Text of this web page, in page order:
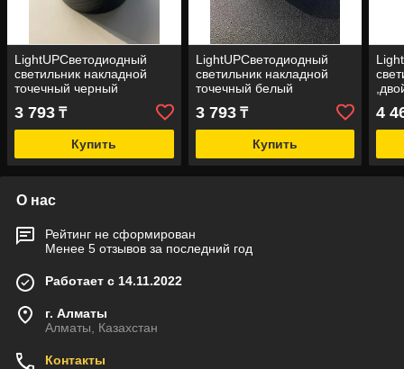
LightUPСветодиодный
светильник накладной
точечный черный
3 793 ₸
Купить
LightUPСветодиодный
светильник накладной
точечный белый
3 793₸
Купить
4
О нас
Рейтинг не сформирован
Менее 5 отзывов за последний год
Работает с 14.11.2022
г. Алматы
Алматы, Казахстан
Контакты